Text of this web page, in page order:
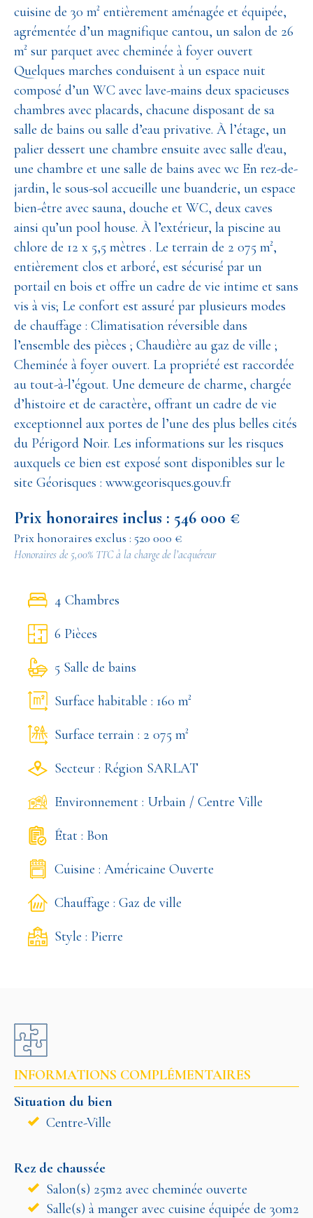
cuisine de 30 m² entièrement aménagée et équipée,
agrémentée d’un magnifique cantou, un salon de 26
m² sur parquet avec cheminée à foyer ouvert
Quelques marches conduisent à un espace nuit
composé d’un WC avec lave-mains deux spacieuses
chambres avec placards, chacune disposant de sa
salle de bains ou salle d’eau privative. À l’étage, un
palier dessert une chambre ensuite avec salle d'eau,
une chambre et une salle de bains avec wc En rez-de-
jardin, le sous-sol accueille une buanderie, un espace
bien-être avec sauna, douche et WC, deux caves
ainsi qu’un pool house. À l’extérieur, la piscine au
chlore de 12 x 5,5 mètres . Le terrain de 2 075 m²,
entièrement clos et arboré, est sécurisé par un
portail en bois et offre un cadre de vie intime et sans
vis à vis; Le confort est assuré par plusieurs modes
de chauffage : Climatisation réversible dans
l’ensemble des pièces ; Chaudière au gaz de ville ;
Cheminée à foyer ouvert. La propriété est raccordée
au tout-à-l’égout. Une demeure de charme, chargée
d’histoire et de caractère, offrant un cadre de vie
exceptionnel aux portes de l’une des plus belles cités
du Périgord Noir. Les informations sur les risques
auxquels ce bien est exposé sont disponibles sur le
site Géorisques : www.georisques.gouv.fr
Prix honoraires inclus : 546 000 €
Prix honoraires exclus : 520 000 €
Honoraires de 5,00% TTC à la charge de l’acquéreur
4 Chambres
6 Pièces
5 Salle de bains
Surface habitable : 160 m²
Surface terrain : 2 075 m²
Secteur : Région SARLAT
Environnement : Urbain / Centre Ville
État : Bon
Cuisine : Américaine Ouverte
Chauffage : Gaz de ville
Style : Pierre
INFORMATIONS COMPLÉMENTAIRES
Situation du bien
Centre-Ville
Rez de chaussée
Salon(s) 25m2 avec cheminée ouverte
Salle(s) à manger avec cuisine équipée de 30m2